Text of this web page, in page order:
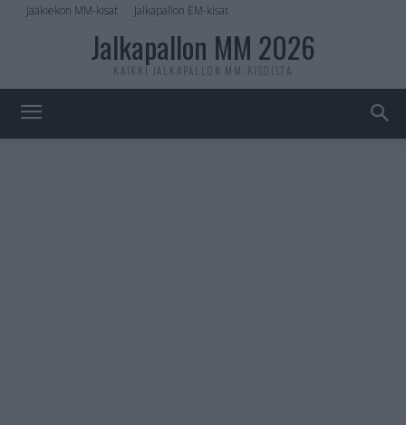
Jääkiekon MM-kisat Jalkapallon EM-kisat
Jalkapallon MM 2026
KAIKKI JALKAPALLON MM-KISOISTA